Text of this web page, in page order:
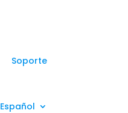
Soporte
Español